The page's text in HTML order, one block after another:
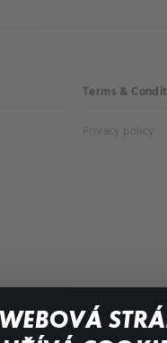
Terms &
Privacy policy